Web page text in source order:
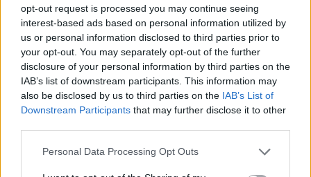
opt-out request is processed you may continue seeing
interest-based ads based on personal information utilized by
us or personal information disclosed to third parties prior to
your opt-out. You may separately opt-out of the further
disclosure of your personal information by third parties on the
IAB’s list of downstream participants. This information may
also be disclosed by us to third parties on the IAB’s List of
Downstream Participants that may further disclose it to other
Personal Data Processing Opt Outs